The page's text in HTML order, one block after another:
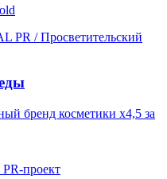
PR / Просветительский
проект